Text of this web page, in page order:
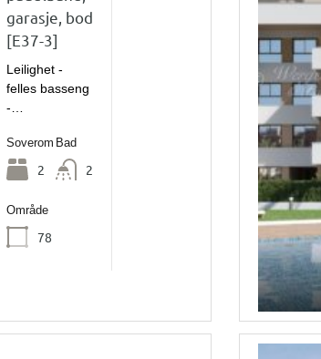
garasje, bod
[E37-3]
Leilighet -
felles basseng
-…
Soverom
2
Bad
2
Område
78